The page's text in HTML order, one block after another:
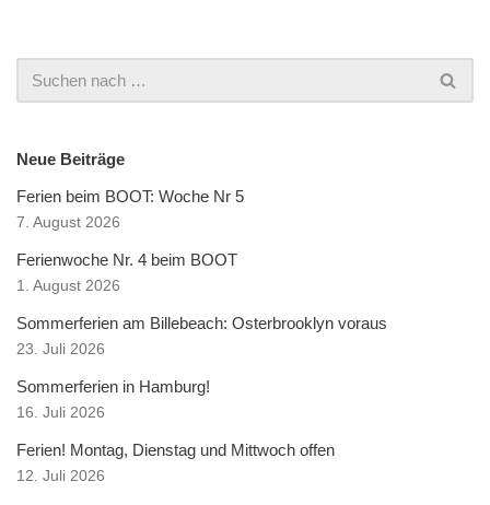
Neue Beiträge
Ferien beim BOOT: Woche Nr 5
7. August 2026
Ferienwoche Nr. 4 beim BOOT
1. August 2026
Sommerferien am Billebeach: Osterbrooklyn voraus
23. Juli 2026
Sommerferien in Hamburg!
16. Juli 2026
Ferien! Montag, Dienstag und Mittwoch offen
12. Juli 2026